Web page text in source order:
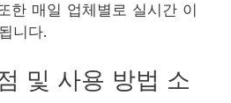
한 매일 업체별로 실시간 이
니다.
및 사용 방법 소